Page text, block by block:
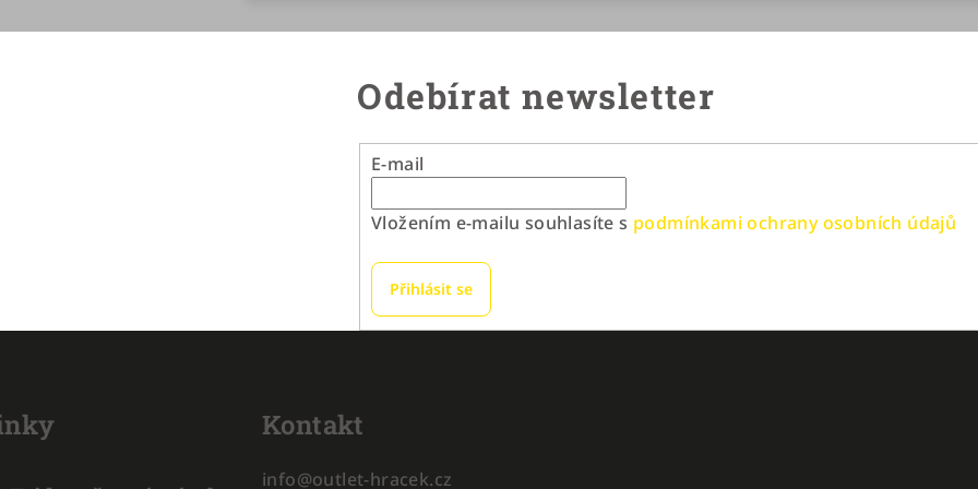
Odebírat newsletter
E-mail
Vložením e-mailu souhlasíte s podmínkami ochrany osobních údajů
Přihlásit se
Kontakt
info@outlet-hracek.cz